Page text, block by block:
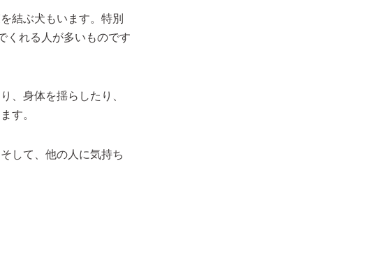
結ぶ犬もいます。特別
くれる人が多いものです
、身体を揺らしたり、
す。
して、他の人に気持ち